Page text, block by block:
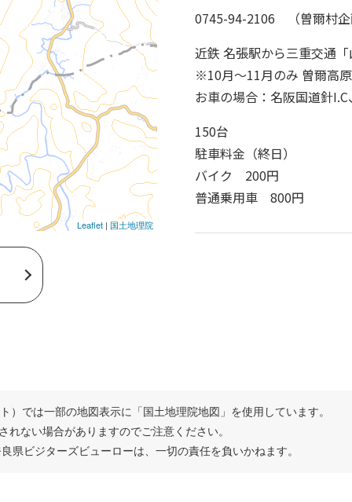
Leaflet| 国土地理院
0745-94-2106 （曽爾村
近鉄 名張駅から三重交通
※10月～11月のみ 曽爾高
お車の場合：名阪国道針
150台
駐車料金（終日）
バイク 200円
普通乗用車 800円
では一部の地図表示に「国土地理院地図」を使用しています。
ない場合がありますのでご注意ください。
県ビジターズビューローは、一切の責任を負いかねます。